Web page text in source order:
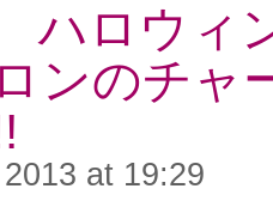
ハロウィ
ンのチャ
at 19:29